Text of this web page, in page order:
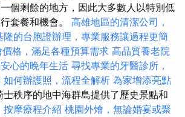
個剩餘的地方，因此大多數人以特別低
套餐和機會。 高雄地區的清潔公司，
隆的台胞證辦理，專業服務讓過程更簡
格，滿足各種預算需求 高品質養老院
心的晚年生活 尋找專業的牙醫診所，
如何辦護照，流程全解析 為家增添亮點
士秩序的地中海群島提供了歷史景點和
按摩療程介紹 桃園外燴，無論婚宴或聚